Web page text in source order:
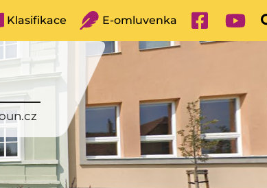
Klasifikace E-omluvenka